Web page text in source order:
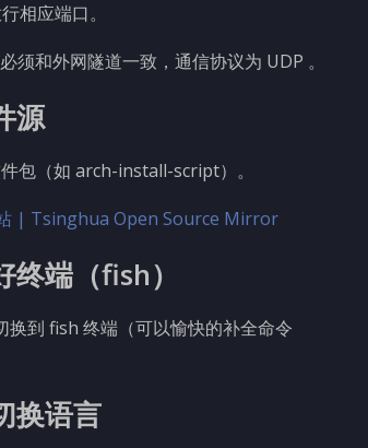
相应端口。
和外网隧道一致，通信协议为 UDP 。
源
包（如 arch-install-script）。
| Tsinghua Open Source Mirror
端（fish）
换到 fish 终端（可以愉快的补全命令
换语言